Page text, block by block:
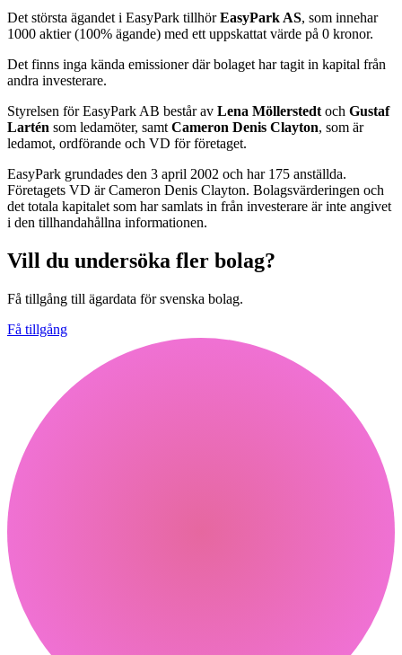
Det största ägandet i EasyPark tillhörEasyPark AS, som innehar
1000 aktier (100% ägande) med ett uppskattat värde på 0 kronor.
Det finns inga kända emissioner där bolaget har tagit in kapital från
andra investerare.
Styrelsen för EasyPark AB består av Lena Möllerstedtoch Gustaf
Lartén som ledamöter, samtCameron Denis Clayton, som är
ledamot, ordförande och VD för företaget.
EasyPark grundades den 3 april 2002 och har 175 anställda.
Företagets VD är Cameron Denis Clayton. Bolagsvärderingen och
det totala kapitalet som har samlats in från investerare är inte angivet
i den tillhandahållna informationen.
Vill du undersöka fler bolag?
Få tillgång till ägardata för svenska bolag.
Få tillgång